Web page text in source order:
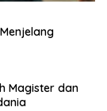
Magister dan